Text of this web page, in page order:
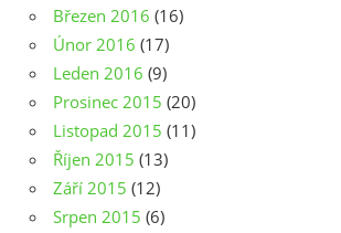
Březen 2016 (16)
Únor 2016 (17)
Leden 2016 (9)
Prosinec 2015 (20)
Listopad 2015 (11)
Říjen 2015 (13)
Září 2015 (12)
Srpen 2015 (6)